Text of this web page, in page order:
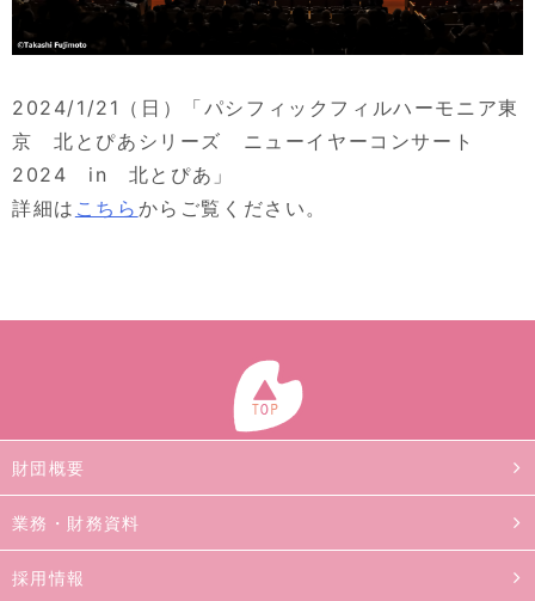
2024/1/21（日）「パシフィックフィルハーモニア東
京 北とぴあシリーズ ニューイヤーコンサート
2024 in 北とぴあ」
詳細は こちら からご覧ください。
財団概要
業務・財務資料
採用情報